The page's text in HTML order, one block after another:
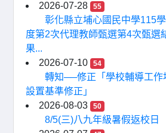
2026-07-28
55
彰化縣立埔心國民中學115
度第2次代理教師甄選第4次甄選
果...
2026-07-10
54
轉知──修正「學校輔導工作
設置基準修正」
2026-08-03
50
8/5(三)八九年級暑假返校日